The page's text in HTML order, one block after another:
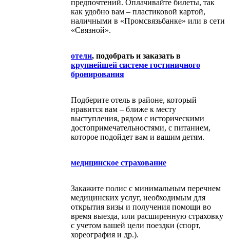
предпочтений. Оплачивайте билеты, так
как удобно вам – пластиковой картой,
наличными в «Промсвязьбанке» или в сети
«Связной».
отели, подобрать и заказать в
крупнейшей системе гостиничного
бронирования
Подберите отель в районе, который
нравится вам – ближе к месту
выступления, рядом с историческими
достопримечательностями, с питанием,
которое подойдет вам и вашим детям.
медицинское страхование
Закажите полис с минимальным перечнем
медицинских услуг, необходимым для
открытия визы и получения помощи во
время выезда, или расширенную страховку
с учетом вашей цели поездки (спорт,
хореография и др.).